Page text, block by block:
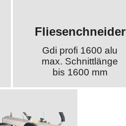
Fliesenchneider
Gdi profi 1600 alu
max. Schnittlänge
bis 1600 mm